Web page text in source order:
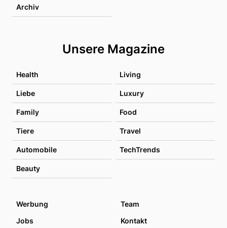
Archiv
Unsere Magazine
Health Living
Liebe Luxury
Family Food
Tiere Travel
Automobile TechTrends
Beauty
Werbung
Team
Jobs
Kontakt